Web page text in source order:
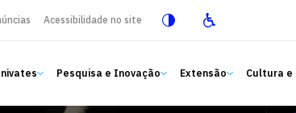
Acessibilidade no site
Pesquisa e Inovação Extensão Cultura e